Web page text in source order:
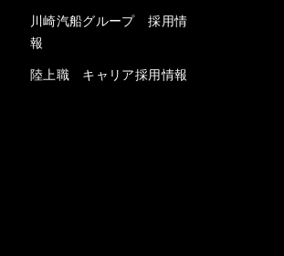
川崎汽船グループ 採用情
報
陸上職 キャリア採用情報